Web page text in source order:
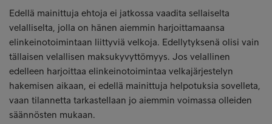
Edellä mainittuja ehtoja ei jatkossa vaadita sellaiselta
velalliselta, jolla on hänen aiemmin harjoittamaansa
elinkeinotoimintaan liittyviä velkoja. Edellytyksenä olisi vain
tällaisen velallisen maksukyvyttömyys. Jos velallinen
edelleen harjoittaa elinkeinotoimintaa velkajärjestelyn
hakemisen aikaan, ei edellä mainittuja helpotuksia sovelleta,
vaan tilannetta tarkastellaan jo aiemmin voimassa olleiden
säännösten mukaan.